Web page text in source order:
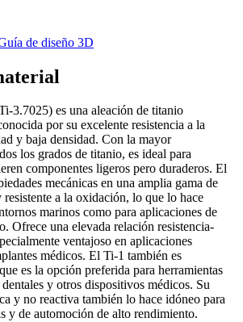
de diseño 3D
3.7025) es una aleación de titanio
por su excelente resistencia a la
y baja densidad. Con la mayor
los grados de titanio, es ideal para
componentes ligeros pero duraderos. El
mecánicas en una amplia gama de
resistente a la oxidación, lo que lo hace
marinos como para aplicaciones de
Ofrece una elevada relación resistencia-
ventajoso en aplicaciones
médicos. El Ti-1 también es
es la opción preferida para herramientas
y otros dispositivos médicos. Su
y no reactiva también lo hace idóneo para
y de automoción de alto rendimiento.